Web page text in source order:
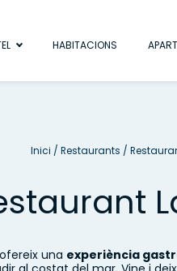
HABITACIONS
Inici /Restaurants /
una experiència